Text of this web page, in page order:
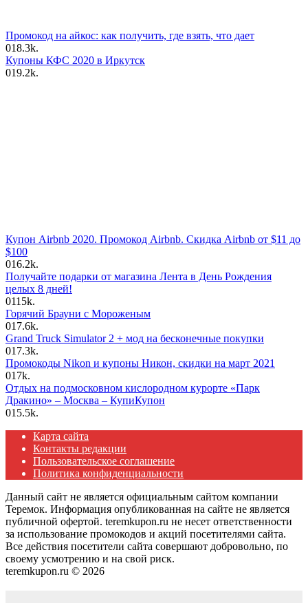
Промокод на айкос: как получить, где взять, что дает
018.3k.
Купоны КФС 2020 в Иркутск
019.2k.
Купон Airbnb 2020. Промокод Airbnb. Скидка Airbnb от $11 до
$100
016.2k.
Получайте подарки от магазина Лента в День Рождения
целых 8 дней!
0115k.
Горячий Брауни с Мороженым
017.6k.
Grand Truck Simulator 2 + мод на бесконечные покупки
017.3k.
Промокоды Nikon и купоны Никон, скидки на март 2021
017k.
Отдых на подмосковном кислородном курорте «Парк
Дракино» – Москва – КупиКупон
015.5k.
Карта сайта
Контакты редакции
Пользовательское соглашение
Политика конфиденциальности
Данный сайт не является официальным сайтом компании
Теремок. Информация опубликованная на сайте не является
публичной офертой. teremkupon.ru не несет ответственности
за использование промокодов и акций посетителями сайта.
Все действия посетители сайта совершают добровольно, по
своему усмотрению и на свой риск.
teremkupon.ru © 2026